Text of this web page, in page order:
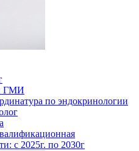
ГМИ
по эндокринологии
с 2025г. по 2030г